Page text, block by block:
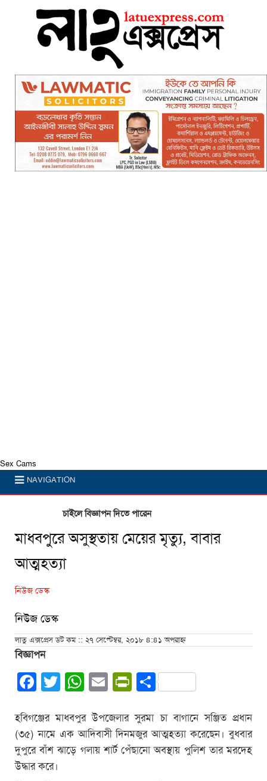
Sex Cams
NAVIGATION
চাইলে বিজ্ঞাপন দিতে পারেন
মাধবপুরে অসুস্থতায় মেয়ের মৃত্যু, বাবার
আত্মহত্যা
নিউজ ডেস্ক
নিউজ ডেস্ক
লাতু এক্সপ্রেস ডট কম :: ২৭ সেপ্টেম্বর, ২০১৮ ৪:৪১ অপরাহ্ন
বিজ্ঞাপন
Facebook
Twitter
WhatsApp
EmailPrintFriendly
Share
হবিগঞ্জের মাধবপুর উপজেলার সুরমা চা বাগানে সঞ্জিত প্রধান
(৩৫) নামে এক আদিবাসী দিনমজুর আত্মহত্যা করেছেন। বুধবার
দুপুরে বাঁশ ঝাড়ে গলায় শার্ট পেঁছানো অবস্থায় পুলিশ তার মরদেহ
উদ্ধার করে।